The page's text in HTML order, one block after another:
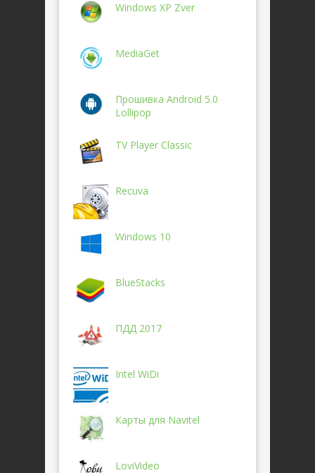
Windows XP Zver
MediaGet
Прошивка Android 5.0
Lollipop
TV Player Classic
Recuva
Windows 10
BlueStacks
ПДД 2017
Intel WiDi
Карты для Navitel
LoviVideo